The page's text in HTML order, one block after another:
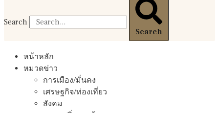
Search
Search
หน้าหลัก
หมวดข่าว
การเมือง/มั่นคง
เศรษฐกิจ/ท่องเที่ยว
สังคม